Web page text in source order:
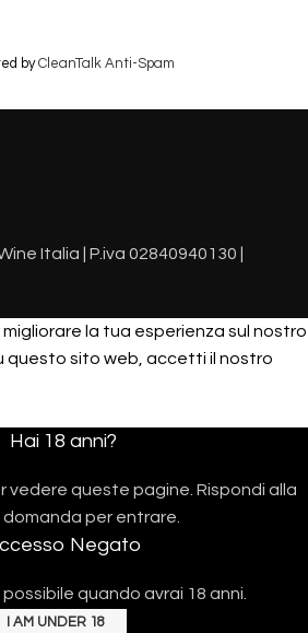
byCleanTalk Anti-Spam
Italia | P.iva 02840940130 |
la tua esperienza sul nostro
questo sito web, accetti il ​​nostro
Hai 18 anni?
vedere queste pagine. Rispondi alla
per entrare.
Negato
quando avrai 18 anni.
I AM UNDER 18